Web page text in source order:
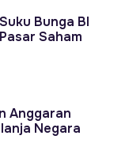
Bunga BI
Saham
Anggaran
Negara